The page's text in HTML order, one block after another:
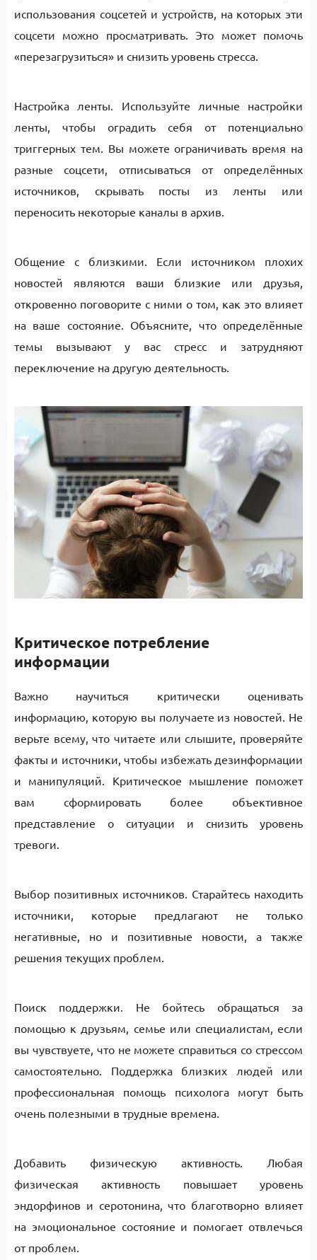
использования соцсетей и устройств, на которых эти
соцсети можно просматривать. Это может помочь
«перезагрузиться» и снизить уровень стресса.
Настройка ленты. Используйте личные настройки
ленты, чтобы оградить себя от потенциально
триггерных тем. Вы можете ограничивать время на
разные соцсети, отписываться от определённых
источников, скрывать посты из ленты или
переносить некоторые каналы в архив.
Общение с близкими. Если источником плохих
новостей являются ваши близкие или друзья,
откровенно поговорите с ними о том, как это влияет
на ваше состояние. Объясните, что определённые
темы вызывают у вас стресс и затрудняют
переключение на другую деятельность.
Критическое потребление
информации
Важно научиться критически оценивать
информацию, которую вы получаете из новостей. Не
верьте всему, что читаете или слышите, проверяйте
факты и источники, чтобы избежать дезинформации
и манипуляций. Критическое мышление поможет
вам сформировать более объективное
представление о ситуации и снизить уровень
тревоги.
Выбор позитивных источников. Старайтесь находить
источники, которые предлагают не только
негативные, но и позитивные новости, а также
решения текущих проблем.
Поиск поддержки. Не бойтесь обращаться за
помощью к друзьям, семье или специалистам, если
вы чувствуете, что не можете справиться со стрессом
самостоятельно. Поддержка близких людей или
профессиональная помощь психолога могут быть
очень полезными в трудные времена.
Добавить физическую активность. Любая
физическая активность повышает уровень
эндорфинов и серотонина, что благотворно влияет
на эмоциональное состояние и помогает отвлечься
от проблем.